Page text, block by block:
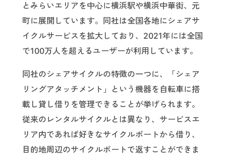
とみらいエリアを中心に横浜駅や横浜中華街、元
町に展開しています。同社は全国各地にシェアサ
イクルサービスを拡大しており、2021年には全国
で100万人を超えるユーザーが利用しています。
同社のシェアサイクルの特徴の一つに、「シェア
リングアタッチメント」という機器を自転車に搭
載し貸し借りを管理できることが挙げられます。
従来のレンタルサイクルとは異なり、サービスエ
リア内であれば好きなサイクルポートから借り、
目的地周辺のサイクルポートで返すことができま